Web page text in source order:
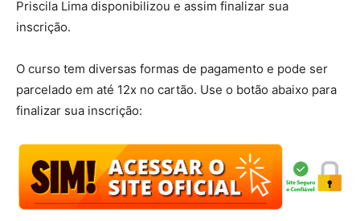
Priscila Lima disponibilizou e assim finalizar sua
inscrição.
O curso tem diversas formas de pagamento e pode ser
parcelado em até 12x no cartão. Use o botão abaixo para
finalizar sua inscrição: